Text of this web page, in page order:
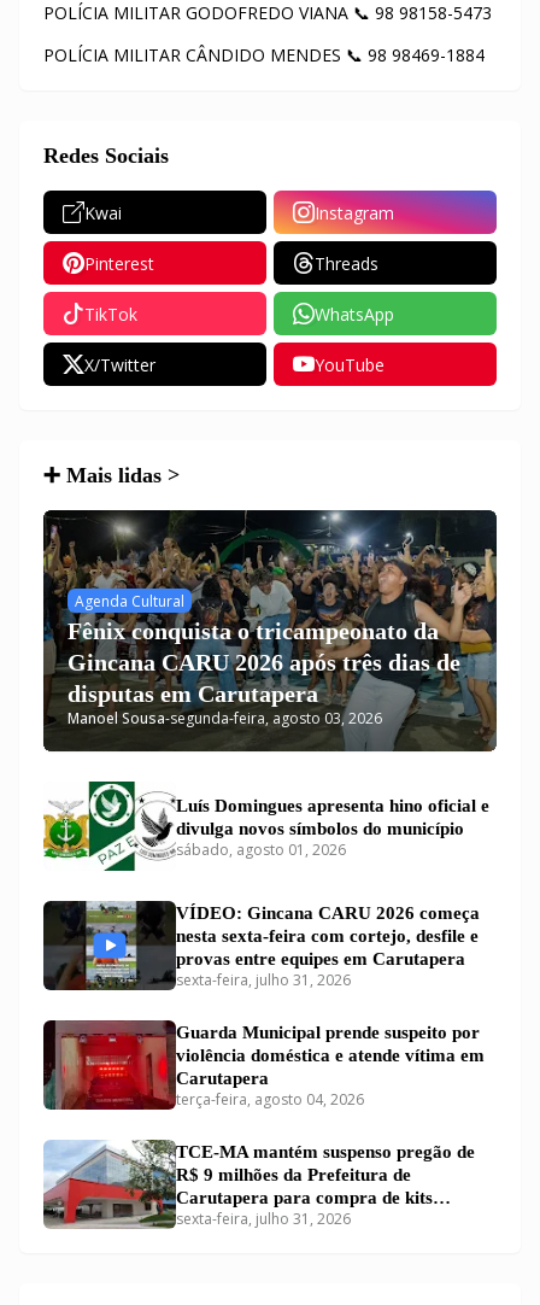
POLÍCIA MILITAR GODOFREDO VIANA 📞 98 98158-5473
POLÍCIA MILITAR CÂNDIDO MENDES 📞 98 98469-1884
Redes Sociais
Kwai Instagram
Pinterest Threads
TikTok WhatsApp
X/Twitter YouTube
➕ Mais lidas >
Agenda Cultural
Fênix conquista o tricampeonato da
Gincana CARU 2026 após três dias de
disputas em Carutapera
Manoel Sousa-segunda-feira, agosto 03, 2026
Luís Domingues apresenta hino oficial e
divulga novos símbolos do município
sábado, agosto 01, 2026
VÍDEO: Gincana CARU 2026 começa
nesta sexta-feira com cortejo, desfile e
provas entre equipes em Carutapera
sexta-feira, julho 31, 2026
Guarda Municipal prende suspeito por
violência doméstica e atende vítima em
Carutapera
terça-feira, agosto 04, 2026
TCE-MA mantém suspenso pregão de
R$ 9 milhões da Prefeitura de
Carutapera para compra de kits
educacionais
sexta-feira, julho 31, 2026